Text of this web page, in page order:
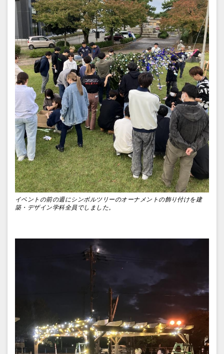
イベントの前の週にシンボルツリーのオーナメントの飾り付けを建
築・デザイン学科全員でしました。